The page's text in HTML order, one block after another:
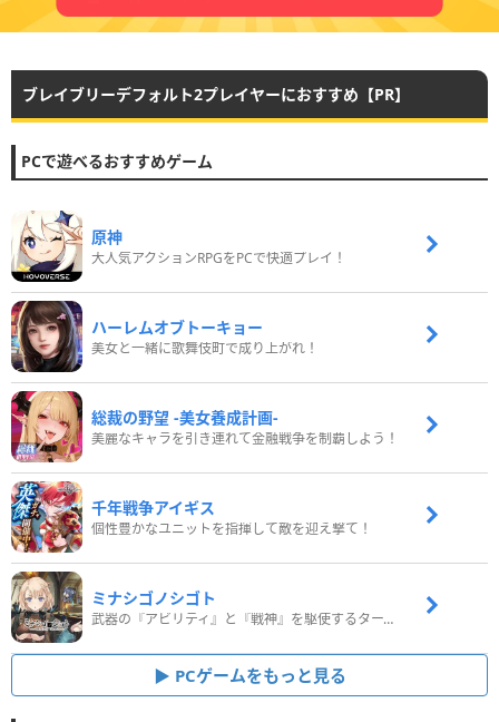
ブレイブリーデフォルト2プレイヤーにおすすめ【PR】
PCで遊べるおすすめゲーム
原神
大人気アクションRPGをPCで快適プレイ！
ハーレムオブトーキョー
美女と一緒に歌舞伎町で成り上がれ！
総裁の野望 -美女養成計画-
美麗なキャラを引き連れて金融戦争を制覇しよう！
千年戦争アイギス
個性豊かなユニットを指揮して敵を迎え撃て！
ミナシゴノシゴト
武器の『アビリティ』と『戦神』を駆使するターン制コマンドバトルRPG！
PCゲームをもっと見る